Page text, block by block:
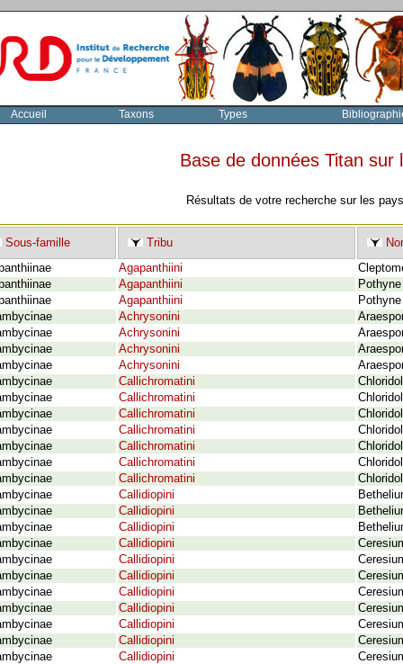
Accueil Taxons Types
Base de données Titan
Résultats de votre recherche sur les
Sous-famille Tribu
Agapanthiini
Agapanthiini
Agapanthiini
Achrysonini
Achrysonini
Achrysonini
Achrysonini
Callichromatini
Callichromatini
Callichromatini
Callichromatini
Callichromatini
Callichromatini
Callichromatini
Callidiopini
Callidiopini
Callidiopini
Callidiopini
Callidiopini
Callidiopini
Callidiopini
Callidiopini
Callidiopini
Callidiopini
Callidiopini